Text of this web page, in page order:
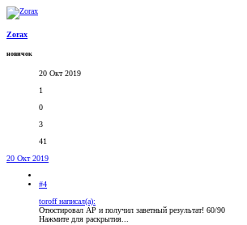
Zorax
новичок
20 Окт 2019
1
0
3
41
20 Окт 2019
#4
toroff написал(а):
Отюстировал АР и получил заветный результат! 60/90
Нажмите для раскрытия...